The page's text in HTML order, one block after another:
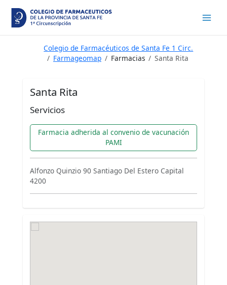
contenido
Colegio de Farmacéuticos de Santa Fe 1 Circ.
Farmageomap
Farmacias Santa Rita
Santa Rita
Servicios
Farmacia adherida al convenio de vacunación
PAMI
Alfonzo Quinzio 90 Santiago Del Estero Capital
4200